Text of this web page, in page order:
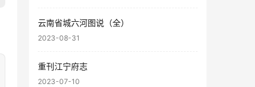
云南省城六河图说（全）
2023-08-31
重刊江宁府志
2023-07-10